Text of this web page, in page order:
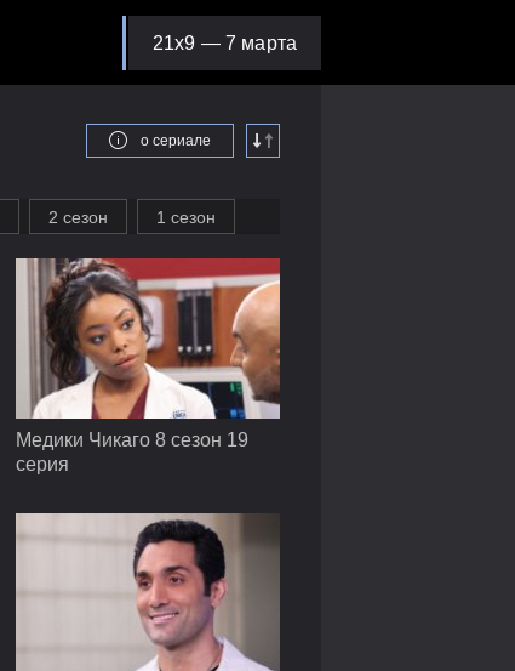
21х9 — 7 марта
о сериале
2 сезон 1 сезон
Медики Чикаго 8 сезон 19
серия